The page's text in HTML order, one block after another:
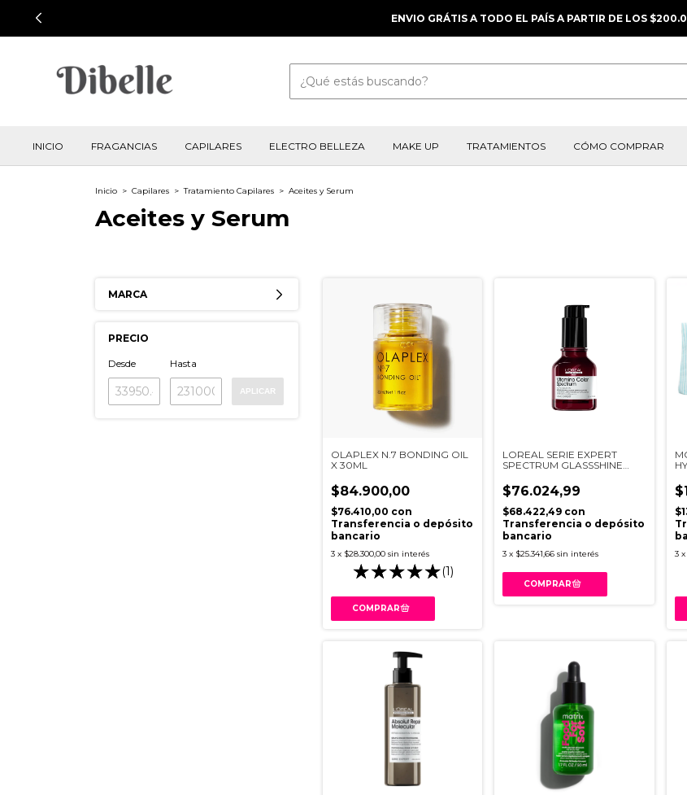
ENVIO GRÁTIS A TODO EL PAÍS A PARTIR DE LOS
INICIO FRAGANCIAS CAPILARES ELECTRO BELLEZA MAKE UP TRATAMIENTOS CÓMO COMPRAR
Inicio > Capilares > Tratamiento Capilares > Aceites y Serum
Aceites y Serum
MARCA
PRECIO
Desde Hasta
APLICAR
OLAPLEX N.7 BONDING OIL
X 30ML
$84.900,00
$76.410,00 con
Transferencia o depósito
bancario
3 x $28.300,00 sin interés
(1)
LOREAL SERIE EXPERT
SPECTRUM GLASSSHINE
$76.024,99
$68.422,49 con
Transferencia o depósito
bancario
3 x $25.341,66 sin interés 3 x